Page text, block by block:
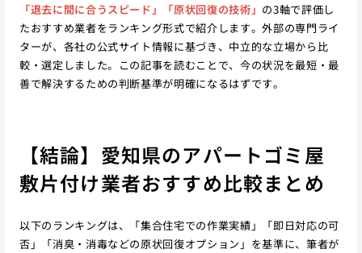
「退去に間に合うスピード」「原状回復の技術」 の3軸で評価し
たおすすめ業者をランキング形式で紹介します。外部の専門ライ
ターが、各社の公式サイト情報に基づき、中立的な立場から比
較・選定しました。この記事を読むことで、今の状況を最短・最
善で解決するための判断基準が明確になるはずです。
【結論】愛知県のアパートゴミ屋
敷片付け業者おすすめ比較まとめ
以下のランキングは、「集合住宅での作業実績」「即日対応の可
否」「消臭・消毒などの原状回復オプション」を基準に、筆者が